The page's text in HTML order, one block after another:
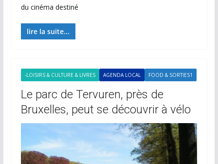
du cinéma destiné
lire la suite...
-LOISIRS & CULTURE & LIVRES AGENDA LOCAL FOOD & SORTIES1
Le parc de Tervuren, près de
Bruxelles, peut se découvrir à vélo